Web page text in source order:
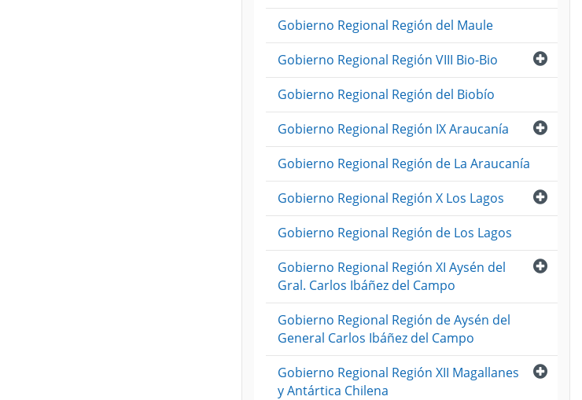
Gobierno Regional Región del Maule
Abrir
Gobierno Regional Región VIII Bio-Bio
Gobierno Regional Región del Biobío
Abrir
Gobierno Regional Región IX Araucanía
Gobierno Regional Región de La Araucanía
Abrir
Gobierno Regional Región X Los Lagos
Gobierno Regional Región de Los Lagos
Abrir
Gobierno Regional Región XI Aysén del
Gral. Carlos Ibáñez del Campo
Gobierno Regional Región de Aysén del
General Carlos Ibáñez del Campo
Abrir
Gobierno Regional Región XII Magallanes
y Antártica Chilena